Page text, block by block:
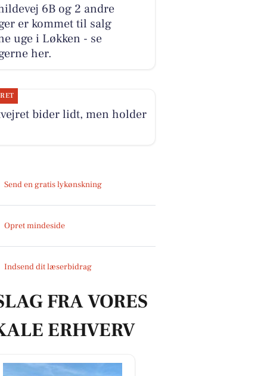
6B og 2 andre
er kommet til salg
uge i Løkken - se
her.
bider lidt, men holder
Send en gratis lykønskning
Opret mindeside
Indsend dit læserbidrag
FRA VORES
ERHVERV